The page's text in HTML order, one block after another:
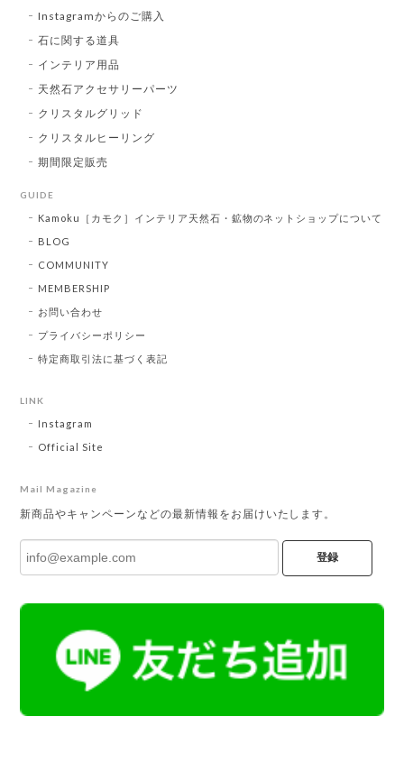
Instagramからのご購入
石に関する道具
インテリア用品
天然石アクセサリーパーツ
クリスタルグリッド
クリスタルヒーリング
期間限定販売
GUIDE
Kamoku［カモク］インテリア天然石・鉱物のネットショップについて
BLOG
COMMUNITY
MEMBERSHIP
お問い合わせ
プライバシーポリシー
特定商取引法に基づく表記
LINK
Instagram
Official Site
Mail Magazine
新商品やキャンペーンなどの最新情報をお届けいたします。
登録